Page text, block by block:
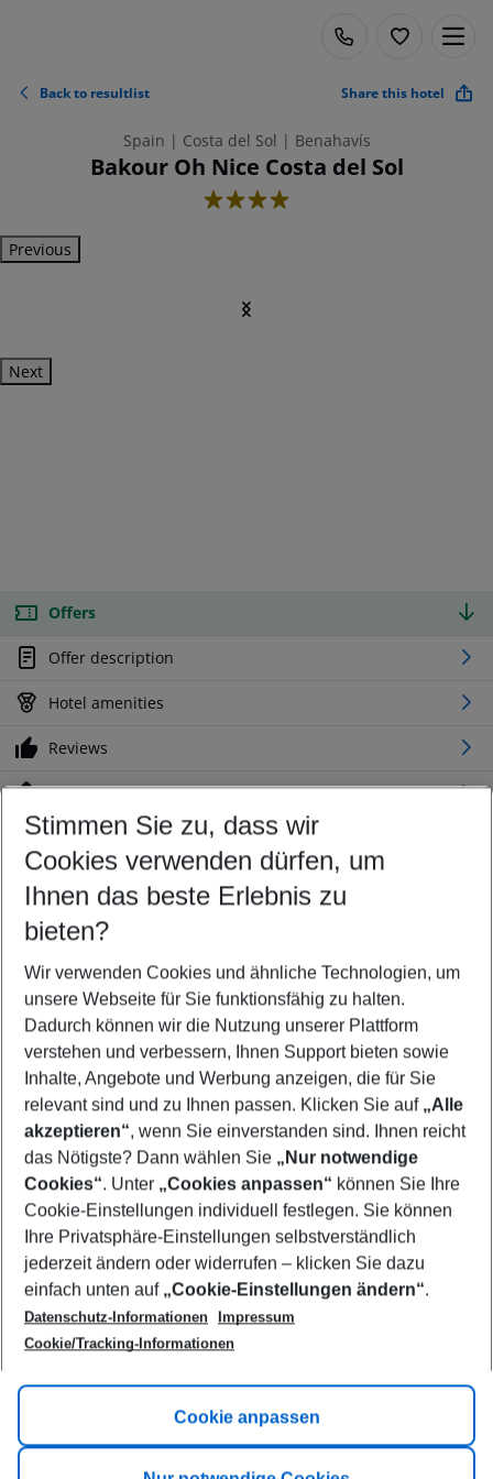
Back to resultlist Share this hotel
Spain | Costa del Sol | Benahavís
Bakour Oh Nice Costa del Sol
4
Previous
Next
Offers
Offer description
Hotel amenities
Reviews
Location
Customize your offer
Find the perfect deal which suits your best
Your departure airport
Any airport
Select your date range
08/08/26–06/08/27 5-8 nights
Who will travel
2 adults No children
Show more filter
Footer
Footer navigation
Title A
Link A
Stimmen Sie zu, dass wir
Cookies verwenden dürfen, um
Ihnen das beste Erlebnis zu
bieten?
Wir verwenden Cookies und ähnliche Technologien, um
unsere Webseite für Sie funktionsfähig zu halten.
Dadurch können wir die Nutzung unserer Plattform
verstehen und verbessern, Ihnen Support bieten sowie
Inhalte, Angebote und Werbung anzeigen, die für Sie
relevant sind und zu Ihnen passen. Klicken Sie auf „Alle
akzeptieren“, wenn Sie einverstanden sind. Ihnen reicht
das Nötigste? Dann wählen Sie „Nur notwendige
Cookies“. Unter „Cookies anpassen“ können Sie Ihre
Cookie-Einstellungen individuell festlegen. Sie können
Ihre Privatsphäre-Einstellungen selbstverständlich
jederzeit ändern oder widerrufen – klicken Sie dazu
einfach unten auf „Cookie-Einstellungen ändern“.
Datenschutz-Informationen
Impressum
Cookie/Tracking-Informationen
Cookie anpassen